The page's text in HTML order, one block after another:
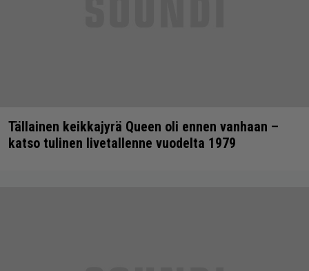
Tällainen keikkajyrä Queen oli ennen vanhaan –
katso tulinen livetallenne vuodelta 1979